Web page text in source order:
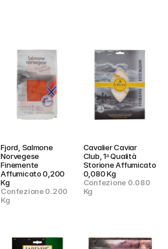
Fjord, Salmone
Norvegese
Finemente
Affumicato 0,200
Kg
Confezione 0.200
Kg
Cavalier Caviar
Club, 1ᵃ Qualità
Storione Affumicato
0,080 Kg
Confezione 0.080
Kg